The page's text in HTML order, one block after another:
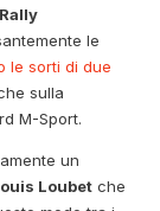
le
le sorti di due
sulla
M-Sport.
un
Loubet che